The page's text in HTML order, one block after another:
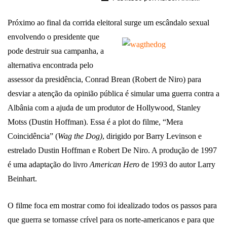
Próximo ao final da corrida eleitoral surge um escândalo sexual
envolvendo o presidente que
pode destruir sua campanha, a
alternativa encontrada pelo
assessor da presidência, Conrad Brean (Robert de Niro) para
desviar a atenção da opinião pública é simular uma guerra contra a
Albânia com a ajuda de um produtor de Hollywood, Stanley
Motss (Dustin Hoffman). Essa é a plot do filme, “Mera
Coincidência” (Wag the Dog), dirigido por Barry Levinson e
estrelado Dustin Hoffman e Robert De Niro. A produção de 1997
é uma adaptação do livro American Hero de 1993 do autor Larry
Beinhart.
O filme foca em mostrar como foi idealizado todos os passos para
que guerra se tornasse crível para os norte-americanos e para que